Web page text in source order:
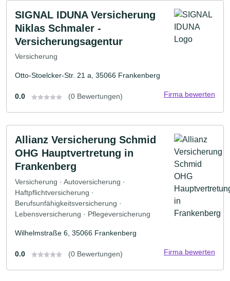
SIGNAL IDUNA Versicherung
Niklas Schmaler -
Versicherungsagentur
Versicherung
Otto-Stoelcker-Str. 21 a, 35066 Frankenberg
0.0 (0 Bewertungen) Firma bewerten
Allianz Versicherung Schmid
OHG Hauptvertretung in
Frankenberg
Versicherung · Autoversicherung ·
Haftpflichtversicherung ·
Berufsunfähigkeitsversicherung ·
Lebensversicherung · Pflegeversicherung
Wilhelmstraße 6, 35066 Frankenberg
0.0 (0 Bewertungen) Firma bewerten